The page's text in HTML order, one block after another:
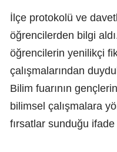
İlçe protokolü ve
öğrencilerden bilgi
öğrencilerin yenilikçi
çalışmalarından
Bilim fuarının
bilimsel çalışmalara
fırsatlar sunduğu